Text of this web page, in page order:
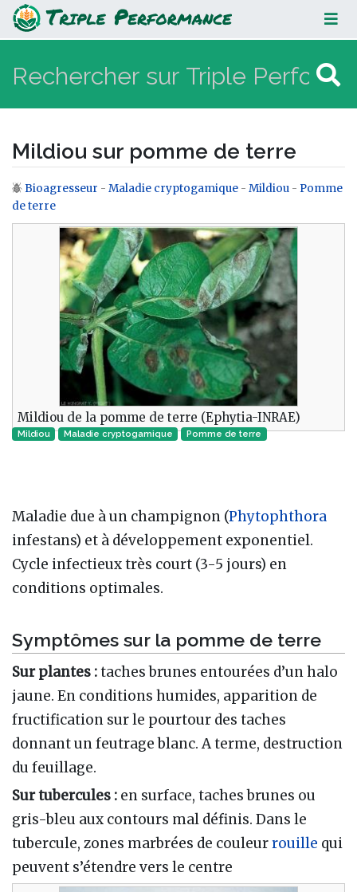
Mildiou sur pomme de terre
Mildiou sur pomme de terre
Aller à :navigation,rechercher
Bioagresseur - Maladie cryptogamique - Mildiou - Pomme
de terre
Mildiou de la pomme de terre (Ephytia-INRAE)
Mildiou Maladie cryptogamique‎ Pomme de terre
Maladie due à un champignon (Phytophthora
infestans) et à développement exponentiel.
Cycle infectieux très court (3-5 jours) en
conditions optimales.
Symptômes sur la pomme de terre
Sur plantes :taches brunes entourées d’un halo
jaune. En conditions humides, apparition de
fructification sur le pourtour des taches
donnant un feutrage blanc. A terme, destruction
du feuillage.
Sur tubercules : en surface, taches brunes ou
gris-bleu aux contours mal définis. Dans le
tubercule, zones marbrées de couleurrouille qui
peuvent s’étendre vers le centre